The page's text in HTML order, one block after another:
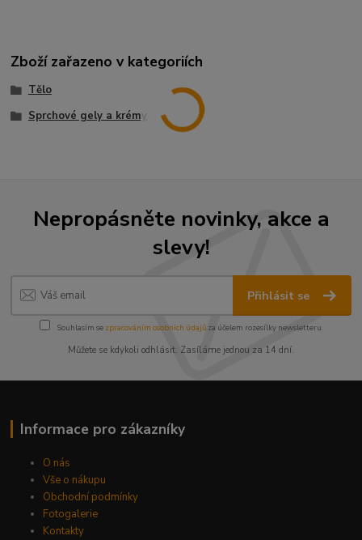
Zboží zařazeno v kategoriích
Tělo
Sprchové gely a krémy
Nepropásněte novinky, akce a
slevy!
Přihlásit se
Souhlasím se zpracováním osobních údajůza účelem rozesílky newsletteru.
Můžete se kdykoli odhlásit. Zasíláme jednou za 14 dní.
Informace pro zákazníky
O nás
Vše o nákupu
Obchodní podmínky
Fotogalerie
Kontakty